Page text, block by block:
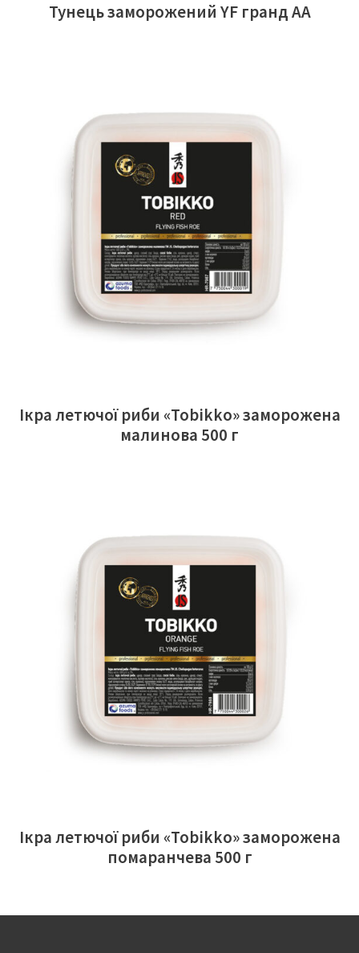
Тунець заморожений YF гранд АА
ЧИТАТИ ДАЛІ
Ікра летючої риби «Tobikko» заморожена
малинова 500 г
ЧИТАТИ ДАЛІ
Ікра летючої риби «Tobikko» заморожена
помаранчева 500 г